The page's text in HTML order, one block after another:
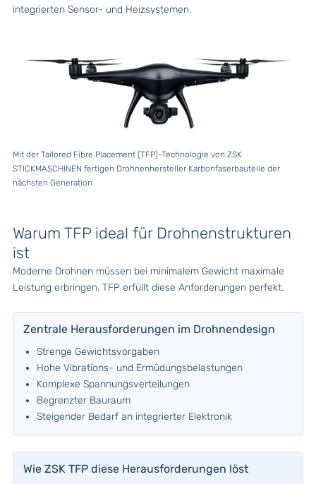
integrierten Sensor- und Heizsystemen.
Mit der Tailored Fibre Placement (TFP)-Technologie von ZSK
STICKMASCHINEN fertigen Drohnenhersteller Karbonfaserbauteile der
nächsten Generation
Warum TFP ideal für Drohnenstrukturen
ist
Moderne Drohnen müssen bei minimalem Gewicht maximale
Leistung erbringen. TFP erfüllt diese Anforderungen perfekt.
Zentrale Herausforderungen im Drohnendesign
Strenge Gewichtsvorgaben
Hohe Vibrations- und Ermüdungsbelastungen
Komplexe Spannungsverteilungen
Begrenzter Bauraum
Steigender Bedarf an integrierter Elektronik
Wie ZSK TFP diese Herausforderungen löst